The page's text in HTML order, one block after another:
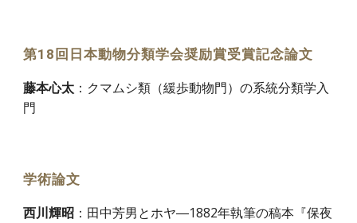
第18回日本動物分類学会奨励賞受賞記念論文
藤本心太 ：クマムシ類（緩歩動物門）の系統分類学入
門
学術論文
西川輝昭 ： 田中芳男とホヤ―1882年執筆の稿本『保夜